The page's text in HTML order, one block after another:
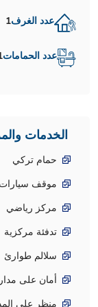
عدد الغرف1
عدد الحمامات
الخدمات
حمام تركي
موقف
مركز رياضي
تدفئة مركزية
سلالم طوارئ
أمان على
منظر على